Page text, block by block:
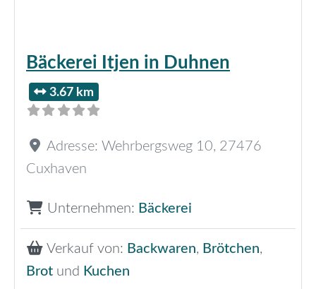
Bäckerei Itjen in Duhnen
3.67 km
Adresse: Wehrbergsweg 10, 27476
Cuxhaven
Unternehmen: Bäckerei
Verkauf von: Backwaren, Brötchen,
Brot und Kuchen